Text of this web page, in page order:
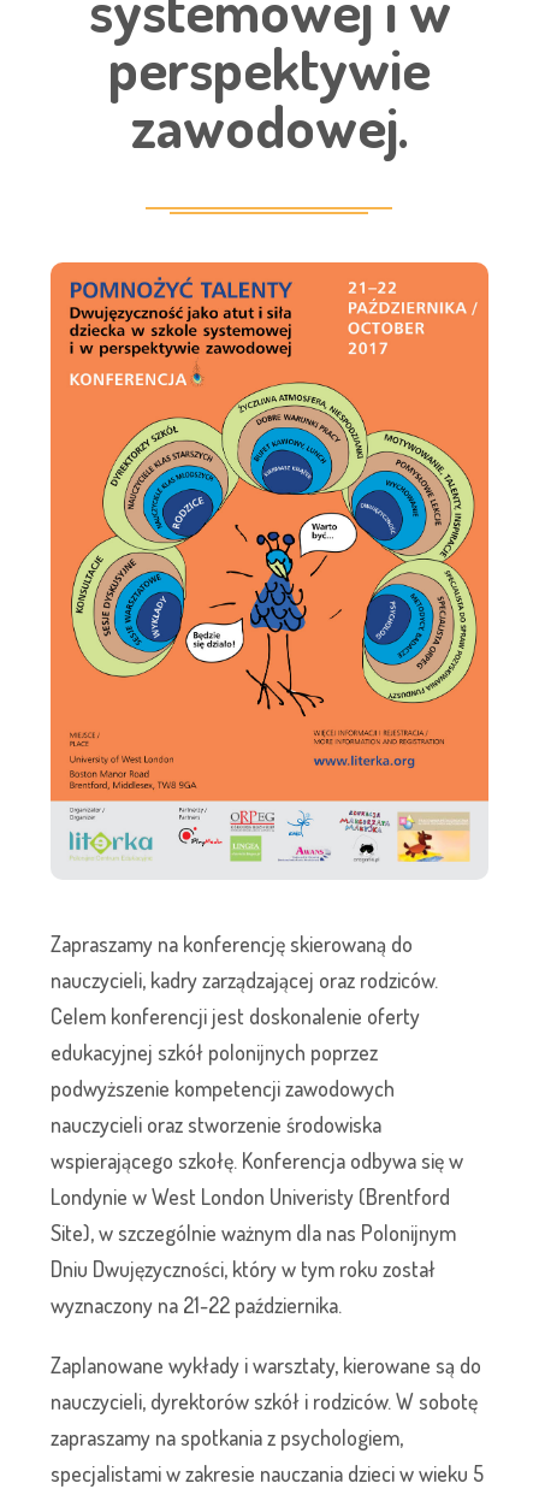
perspektywie
zawodowej.
Zapraszamy na konferencję skierowaną do
nauczycieli, kadry zarządzającej oraz rodziców.
Celem konferencji jest doskonalenie oferty
edukacyjnej szkół polonijnych poprzez
podwyższenie kompetencji zawodowych
nauczycieli oraz stworzenie środowiska
wspierającego szkołę. Konferencja odbywa się w
Londynie w West London Univeristy (Brentford
Site), w szczególnie ważnym dla nas Polonijnym
Dniu Dwujęzyczności, który w tym roku został
wyznaczony na 21-22 października.
Zaplanowane wykłady i warsztaty, kierowane są do
nauczycieli, dyrektorów szkół i rodziców. W sobotę
zapraszamy na spotkania z psychologiem,
specjalistami w zakresie nauczania dzieci w wieku 5